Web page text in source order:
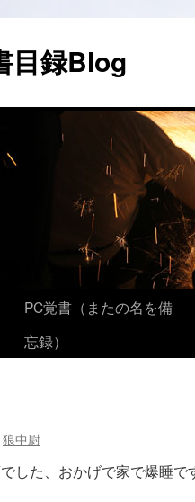
目録Blog
PC覚書（またの名を備
忘録）
狼中尉
した、おかげで家で爆睡で